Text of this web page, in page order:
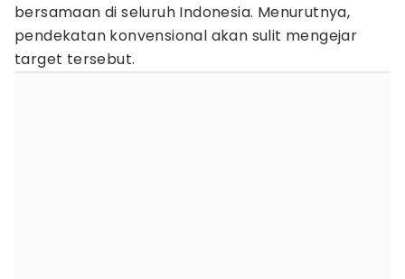
bersamaan di seluruh Indonesia. Menurutnya,
pendekatan konvensional akan sulit mengejar
target tersebut.